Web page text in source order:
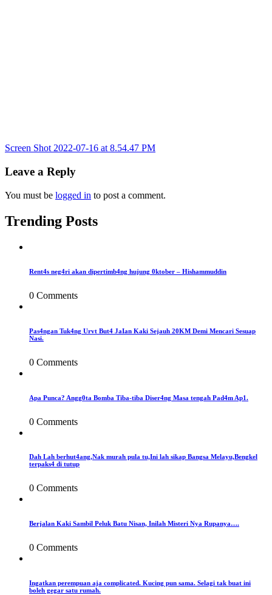
Post
navigation
Screen Shot 2022-07-16 at 8.54.47 PM
Leave a Reply
You must be logged in to post a comment.
Trending Posts
Rent4s neg4ri akan dipertimb4ng hujung 0ktober – Hishammuddin
0 Comments
Pas4ngan Tuk4ng Urvt But4 JaIan Kaki Sejauh 20KM Demi Mencari Sesuap
Nasi.
0 Comments
Apa Punca? Angg0ta Bomba Tiba-tiba Diser4ng Masa tengah Pad4m Ap1.
0 Comments
Dah Lah berhut4ang,Nak murah pula tu,Ini lah sikap Bangsa Melayu,Bengkel
terpaks4 di tutup
0 Comments
Berjalan Kaki Sambil Peluk Batu Nisan, Inilah Misteri Nya Rupanya….
0 Comments
Ingatkan perempuan aja complicated. Kucing pun sama. Selagi tak buat ini
boleh gegar satu rumah.